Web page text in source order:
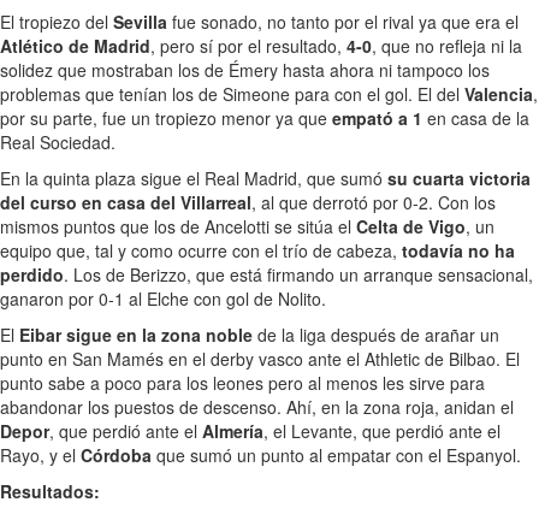
El tropiezo del Sevilla fue sonado, no tanto por el rival ya que era el
Atlético de Madrid, pero sí por el resultado, 4-0, que no refleja ni la
solidez que mostraban los de Émery hasta ahora ni tampoco los
problemas que tenían los de Simeone para con el gol. El del Valencia,
por su parte, fue un tropiezo menor ya que empató a 1 en casa de la
Real Sociedad.
En la quinta plaza sigue el Real Madrid, que sumó su cuarta victoria
del curso en casa del Villarreal, al que derrotó por 0-2. Con los
mismos puntos que los de Ancelotti se sitúa el Celta de Vigo, un
equipo que, tal y como ocurre con el trío de cabeza, todavía no ha
perdido. Los de Berizzo, que está firmando un arranque sensacional,
ganaron por 0-1 al Elche con gol de Nolito.
El Eibar sigue en la zona noble de la liga después de arañar un
punto en San Mamés en el derby vasco ante el Athletic de Bilbao. El
punto sabe a poco para los leones pero al menos les sirve para
abandonar los puestos de descenso. Ahí, en la zona roja, anidan el
Depor, que perdió ante el Almería, el Levante, que perdió ante el
Rayo, y el Córdoba que sumó un punto al empatar con el Espanyol.
Resultados: